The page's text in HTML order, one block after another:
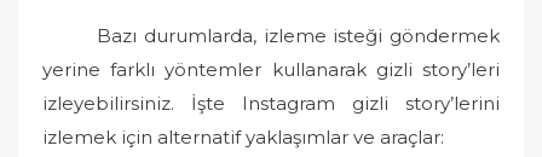
Bazı durumlarda, izleme isteği göndermek
yerine farklı yöntemler kullanarak gizli story’leri
izleyebilirsiniz. İşte Instagram gizli story’lerini
izlemek için alternatif yaklaşımlar ve araçlar: